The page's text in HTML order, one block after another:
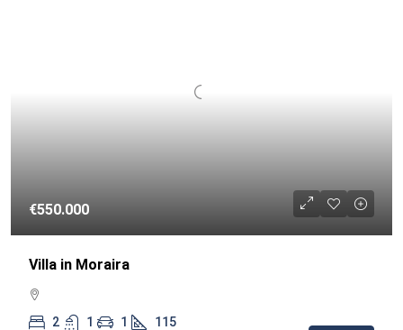
€550.000
Villa in Moraira
2 1 1 115